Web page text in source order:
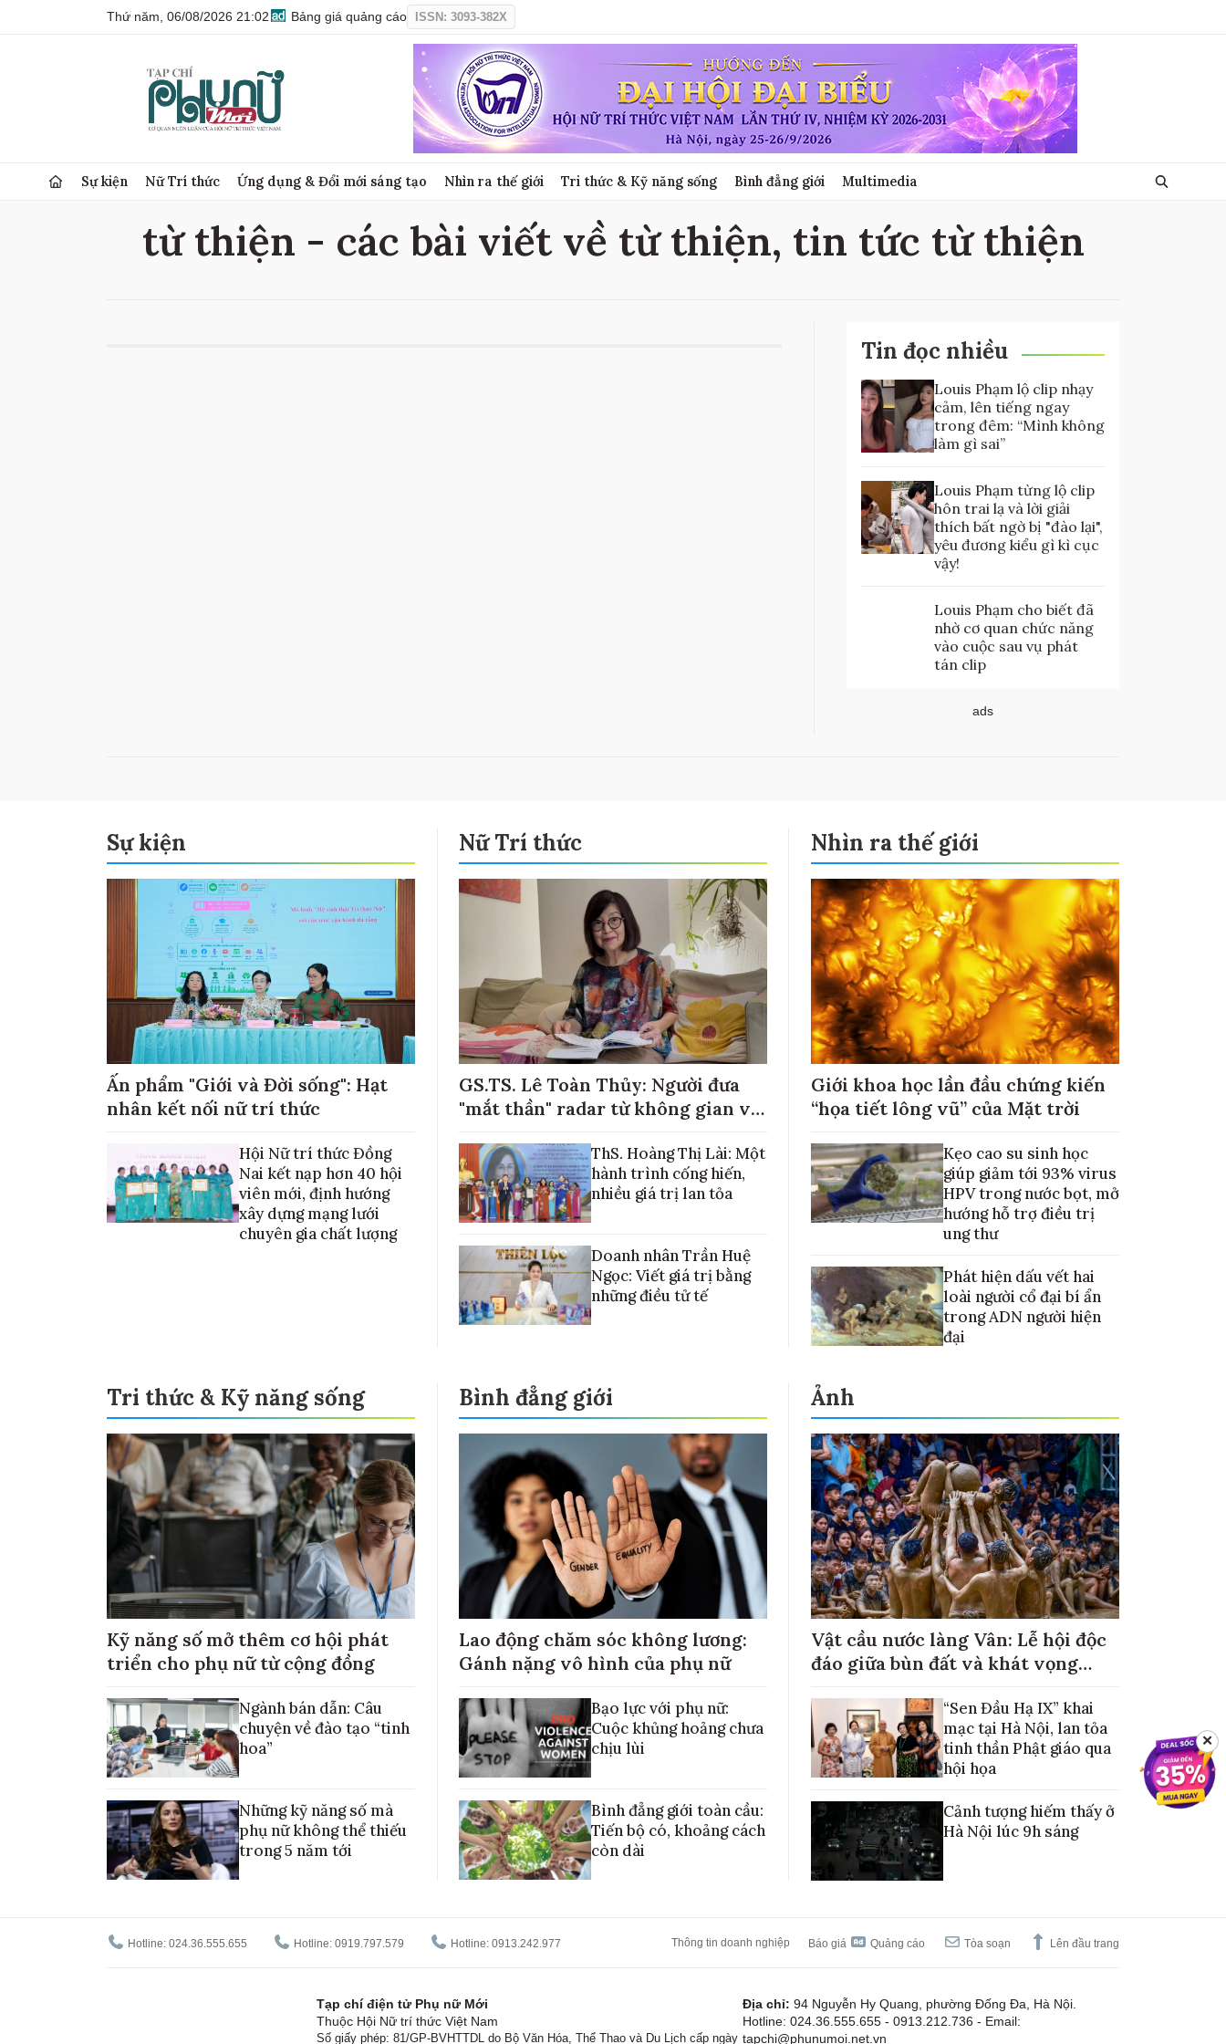
Thứ năm, 06/08/2026 21:02 Bảng giá quảng cáo ISSN: 3093-382X
Sự kiện Nữ Trí thức Ứng dụng & Đổi mới sáng tạo Nhìn ra thế giới Tri thức & Kỹ năng sống Bình đẳng giới Multimedia
từ thiện - các bài viết về từ thiện, tin tức từ thiện
Tin đọc nhiều
Louis Phạm lộ clip nhạy
cảm, lên tiếng ngay
trong đêm: “Mình không
làm gì sai”
Louis Phạm từng lộ clip
hôn trai lạ và lời giải
thích bất ngờ bị "đào lại",
yêu đương kiểu gì kì cục
vậy!
Louis Phạm cho biết đã
nhờ cơ quan chức năng
vào cuộc sau vụ phát
tán clip
ads
Sự kiện
Ấn phẩm "Giới và Đời sống": Hạt
nhân kết nối nữ trí thức
Hội Nữ trí thức Đồng
Nai kết nạp hơn 40 hội
viên mới, định hướng
xây dựng mạng lưới
chuyên gia chất lượng
Nữ Trí thức
GS.TS. Lê Toàn Thủy: Người đưa
"mắt thần" radar từ không gian về
ThS. Hoàng Thị Lài: Một
hành trình cống hiến,
nhiều giá trị lan tỏa
Doanh nhân Trần Huệ
Ngọc: Viết giá trị bằng
những điều tử tế
Nhìn ra thế giới
Giới khoa học lần đầu chứng kiến
“họa tiết lông vũ” của Mặt trời
Kẹo cao su sinh học
giúp giảm tới 93% virus
HPV trong nước bọt, mở
hướng hỗ trợ điều trị
ung thư
Phát hiện dấu vết hai
loài người cổ đại bí ẩn
trong ADN người hiện
đại
Tri thức & Kỹ năng sống
Kỹ năng số mở thêm cơ hội phát
triển cho phụ nữ từ cộng đồng
Ngành bán dẫn: Câu
chuyện về đào tạo “tinh
hoa”
Những kỹ năng số mà
phụ nữ không thể thiếu
trong 5 năm tới
Bình đẳng giới
Lao động chăm sóc không lương:
Gánh nặng vô hình của phụ nữ
Bạo lực với phụ nữ:
Cuộc khủng hoảng chưa
chịu lùi
Bình đẳng giới toàn cầu:
Tiến bộ có, khoảng cách
còn dài
Ảnh
Vật cầu nước làng Vân: Lễ hội độc
đáo giữa bùn đất và khát vọng
“Sen Đầu Hạ IX” khai
mạc tại Hà Nội, lan tỏa
tinh thần Phật giáo qua
hội họa
Cảnh tượng hiếm thấy ở
Hà Nội lúc 9h sáng
Hotline: 024.36.555.655 Hotline: 0919.797.579 Hotline: 0913.242.977 Thông tin doanh nghiệp Báo giá Quảng cáo Tòa soạn Lên đầu trang
Tạp chí điện tử Phụ nữ Mới
Thuộc Hội Nữ trí thức Việt Nam
Số giấy phép: 81/GP-BVHTTDL do Bộ Văn Hóa, Thể Thao và Du Lịch cấp ngày
Địa chỉ: 94 Nguyễn Hy Quang, phường Đống Đa, Hà Nội.
Hotline: 024.36.555.655 - 0913.212.736 - Email:
tapchi@phunumoi.net.vn
✕